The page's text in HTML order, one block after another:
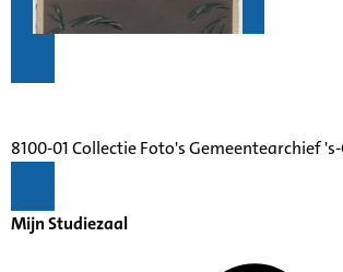
8100-01 Collectie Foto's Gemeentearchief
Mijn Studiezaal